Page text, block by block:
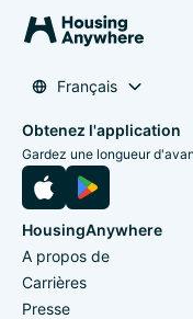
Français
Obtenez l'application
Gardez une longueur
HousingAnywhere
A propos de
Carrières
Presse